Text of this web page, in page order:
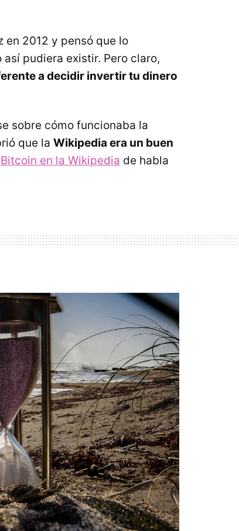
en 2012 y pensó que lo
pudiera existir. Pero claro,
a decidir invertir tu dinero
sobre cómo funcionaba la
que la Wikipedia era un buen
Bitcoin en la Wikipedia de habla